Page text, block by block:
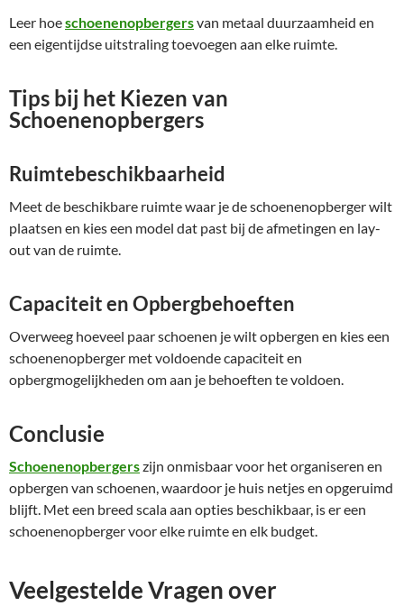
Leer hoeschoenenopbergersvan metaal duurzaamheid en
een eigentijdse uitstraling toevoegen aan elke ruimte.
Tips bij het Kiezen van
Schoenenopbergers
Ruimtebeschikbaarheid
Meet de beschikbare ruimte waar je de schoenenopberger wilt
plaatsen en kies een model dat past bij de afmetingen en lay-
out van de ruimte.
Capaciteit en Opbergbehoeften
Overweeg hoeveel paar schoenen je wilt opbergen en kies een
schoenenopberger met voldoende capaciteit en
opbergmogelijkheden om aan je behoeften te voldoen.
Conclusie
Schoenenopbergerszijn onmisbaar voor het organiseren en
opbergen van schoenen, waardoor je huis netjes en opgeruimd
blijft. Met een breed scala aan opties beschikbaar, is er een
schoenenopberger voor elke ruimte en elk budget.
Veelgestelde Vragen over